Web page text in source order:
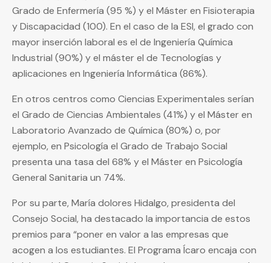
Grado de Enfermería (95 %) y el Máster en Fisioterapia
y Discapacidad (100). En el caso de la ESI, el grado con
mayor inserción laboral es el de Ingeniería Química
Industrial (90%) y el máster el de Tecnologías y
aplicaciones en Ingeniería Informática (86%).
En otros centros como Ciencias Experimentales serían
el Grado de Ciencias Ambientales (41%) y el Máster en
Laboratorio Avanzado de Química (80%) o, por
ejemplo, en Psicología el Grado de Trabajo Social
presenta una tasa del 68% y el Máster en Psicología
General Sanitaria un 74%.
Por su parte, María dolores Hidalgo, presidenta del
Consejo Social, ha destacado la importancia de estos
premios para “poner en valor a las empresas que
acogen a los estudiantes. El Programa Ícaro encaja con